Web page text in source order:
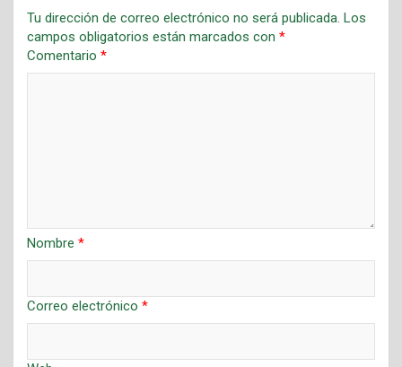
Tu dirección de correo electrónico no será publicada. Los
campos obligatorios están marcados con *
Comentario *
Nombre *
Correo electrónico *